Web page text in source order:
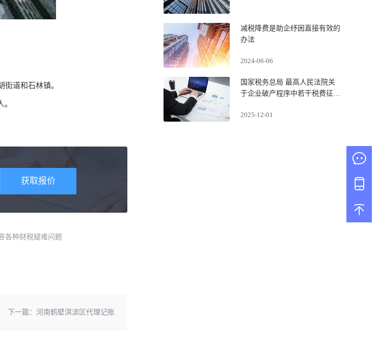
道和石林镇。
获取报价
各种财税疑难问题
下一篇： 河南鹤壁淇滨区代理记账
减税降费是助企纾困直接有效的
办法
2024-06-06
国家税务总局 最高人民法院关
于企业破产程序中若干税费征管
2025-12-01